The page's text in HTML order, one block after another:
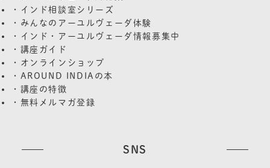
・インド相談室シリーズ
・みんなのアーユルヴェーダ体験
・インド・アーユルヴェーダ情報募集中
・講座ガイド
・オンラインショップ
・AROUND INDIAの本
・講座の特徴
・無料メルマガ登録
SNS